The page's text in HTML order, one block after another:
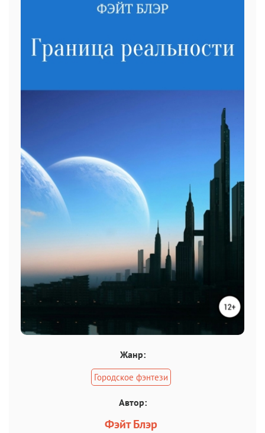
Жанр:
Городское фэнтези
Автор:
Фэйт Блэр